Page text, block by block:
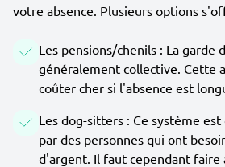
votre absence. Plusieurs options
Les pensions/chenils : La garde
généralement collective. Cette
coûter cher si l'absence est
Les dog-sitters : Ce système
par des personnes qui ont
d'argent. Il faut cependant faire